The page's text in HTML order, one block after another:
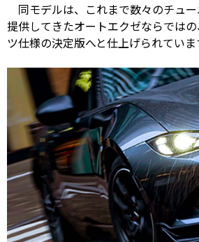
同モデルは、これまで数々のチュ
提供してきたオートエクゼならでは
ツ仕様の決定版へと仕上げられていま